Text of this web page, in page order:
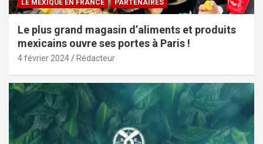
LE MEXIQUE EN FRANCE PARTENAIRES
Le plus grand magasin d’aliments et produits
mexicains ouvre ses portes à Paris !
4 février 2024 Rédacteur